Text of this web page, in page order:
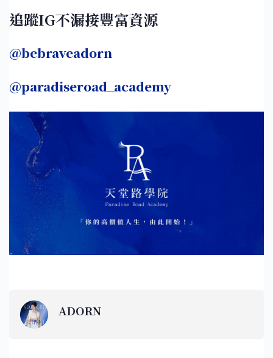
追蹤IG不漏接豐富資源
@bebraveadorn
@paradiseroad_academy
ADORN